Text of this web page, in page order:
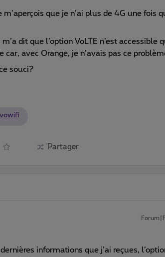
que je n’ai plus de 4G une fois
dit que l’option VoLTE n’est accessible
car, avec Orange, je n’avais pas ce
souci?
vowifi
Partager
informations que j’ai reçues,